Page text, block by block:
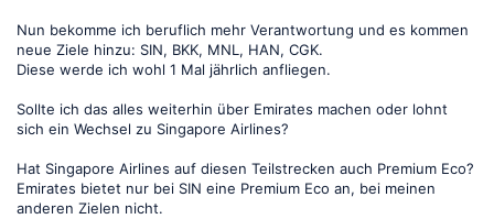
Nun bekomme ich beruflich mehr Verantwortung und es kommen
neue Ziele hinzu: SIN, BKK, MNL, HAN, CGK.
Diese werde ich wohl 1 Mal jährlich anfliegen.
Sollte ich das alles weiterhin über Emirates machen oder lohnt
sich ein Wechsel zu Singapore Airlines?
Hat Singapore Airlines auf diesen Teilstrecken auch Premium Eco?
Emirates bietet nur bei SIN eine Premium Eco an, bei meinen
anderen Zielen nicht.